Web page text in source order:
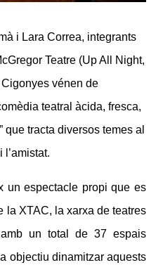
i Lara Correa, integrants
Teatre (Up All Night,
vénen de
teatral àcida, fresca,
que tracta diversos temes al
l’amistat.
un espectacle propi que es
la XTAC, la xarxa de teatres
un total de 37 espais
objectiu dinamitzar aquests